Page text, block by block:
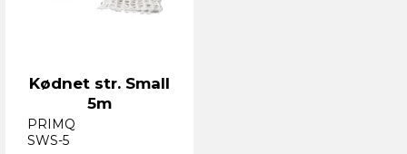
Kødnet str. Small
5m
PRIMQ
SWS-5